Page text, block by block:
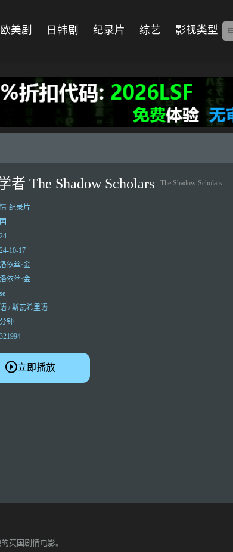
欧美剧 日韩剧 纪录片 综艺 影视类型
者 The Shadow Scholars The Shadow Scholars
纪录片
10-17
依丝·金
依丝·金
/ 斯瓦希里语
钟
立即播放
英国剧情电影。